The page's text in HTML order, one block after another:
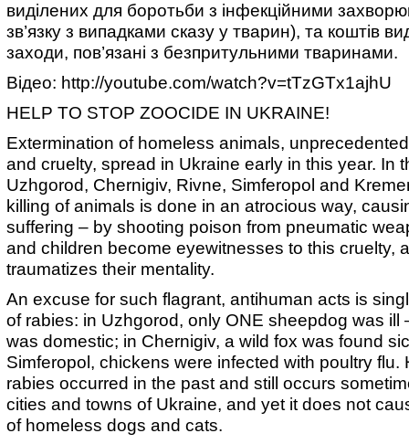
виділених для боротьби з інфекційними
зв’язку з випадками сказу у тварин), та коштів
заходи, пов’язані з безпритульними тваринами.
Відео: http://youtube.com/watch?v=tTzGTx1ajhU
HELP TO STOP ZOOCIDE IN UKRAINE!
Extermination of homeless animals,
and cruelty, spread in Ukraine early in this year. In
Uzhgorod, Chernigiv, Rivne, Simferopol and
killing of animals is done in an atrocious way,
suffering – by shooting poison from pneumatic
and children become eyewitnesses to this cruelty,
traumatizes their mentality.
An excuse for such flagrant, antihuman acts is
of rabies: in Uzhgorod, only ONE sheepdog was ill
was domestic; in Chernigiv, a wild fox was found
Simferopol, chickens were infected with poultry flu.
rabies occurred in the past and still occurs
cities and towns of Ukraine, and yet it does not
of homeless dogs and cats.